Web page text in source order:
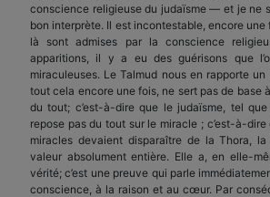
conscience religieuse du judaïsme — et je ne
bon interprète. Il est incontestable, encore
là sont admises par la conscience
apparitions, il y a eu des guérisons que
miraculeuses. Le Talmud nous en rapporte
tout cela encore une fois, ne sert pas de base
du tout; c’est-à-dire que le judaïsme, tel
repose pas du tout sur le miracle ; c’est-à-
miracles devaient disparaître de la Thora,
valeur absolument entière. Elle a, en elle-
vérité; c’est une preuve qui parle
conscience, à la raison et au cœur. Par